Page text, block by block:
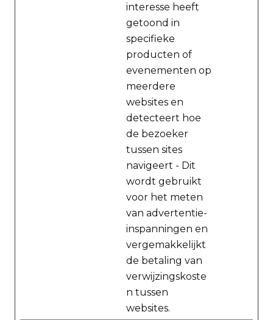
interesse heeft
getoond in
specifieke
producten of
evenementen op
meerdere
websites en
detecteert hoe
de bezoeker
tussen sites
navigeert - Dit
wordt gebruikt
voor het meten
van advertentie-
inspanningen en
vergemakkelijkt
de betaling van
verwijzingskoste
n tussen
websites.